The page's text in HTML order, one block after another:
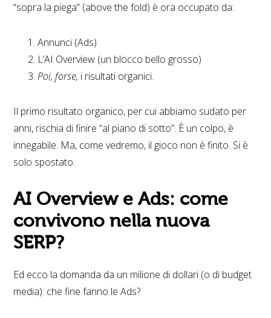
“sopra la piega” (above the fold) è ora occupato da:
Annunci (Ads)
L’AI Overview (un blocco bello grosso)
Poi, forse, i risultati organici.
Il primo risultato organico, per cui abbiamo sudato per
anni, rischia di finire “al piano di sotto”. È un colpo, è
innegabile. Ma, come vedremo, il gioco non è finito. Si è
solo spostato.
AI Overview e Ads: come
convivono nella nuova
SERP?
Ed ecco la domanda da un milione di dollari (o di budget
media): che fine fanno le Ads?